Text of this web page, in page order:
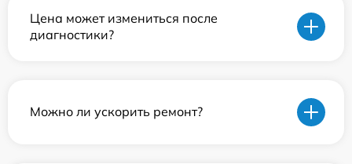
Цена может измениться после
диагностики?
Можно ли ускорить ремонт?